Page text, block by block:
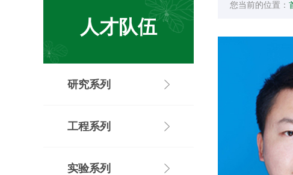
人才队伍
研究系列
工程系列
实验系列
您当前的位置：